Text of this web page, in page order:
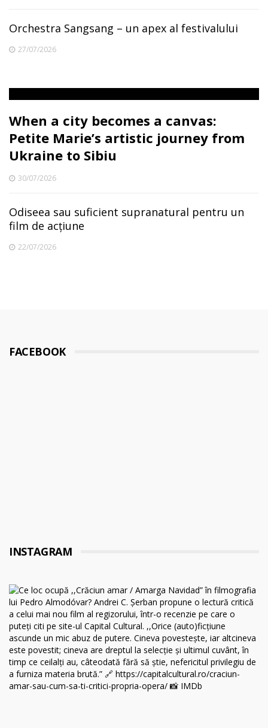
Orchestra Sangsang – un apex al festivalului
27/07/2026
When a city becomes a canvas:
Petite Marie’s artistic journey from
Ukraine to Sibiu
30/07/2026
Odiseea sau suficient supranatural pentru un
film de acțiune
22/07/2026
FACEBOOK
INSTAGRAM